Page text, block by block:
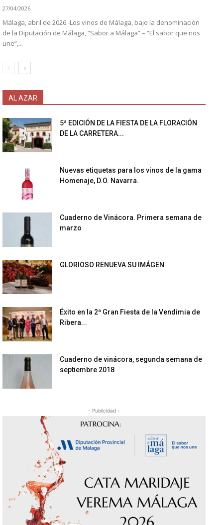
27/04/2026
Málaga, abril de 2026.-Los vinos de Málaga, bajo la denominación
de la Diputación de Málaga, “Sabor a Málaga” – “El sabor que nos
une”,...
AL AZAR
5ª EDICIÓN DE LA FIESTA DE LA FLORACIÓN
DE LA CARRETERA...
Nuevas etiquetas para los vinos de la gama
Homenaje, D.O. Navarra.
Cuaderno de Vinácora. Primera semana de
marzo
GLORIOSO RENUEVA SU IMÁGEN
Éxito en la 2ª Gran Fiesta de la Vendimia de
Ribera...
Cuaderno de vinácora, segunda semana de
septiembre 2018
- Publicidad -